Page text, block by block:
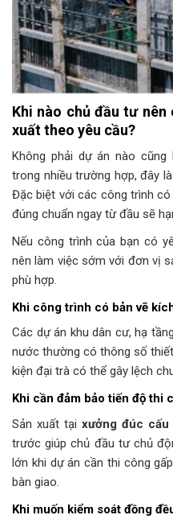
Khi nào chủ đầu tư
xuất theo yêu cầu?
Không phải dự án nào cũng
trong nhiều trường hợp, đây
Đặc biệt với các công trình có
đúng chuẩn ngay từ đầu sẽ
Nếu công trình của bạn có
nên làm việc sớm với đơn vị
phù hợp.
Khi công trình có bản vẽ
Các dự án khu dân cư, hạ
nước thường có thông số
kiện đại trà có thể gây lệch
Khi cần đảm bảo tiến độ thi
Sản xuất tạixưởng đúc
trước giúp chủ đầu tư chủ
lớn khi dự án cần thi công
bàn giao.
Khi muốn kiểm soát đồng